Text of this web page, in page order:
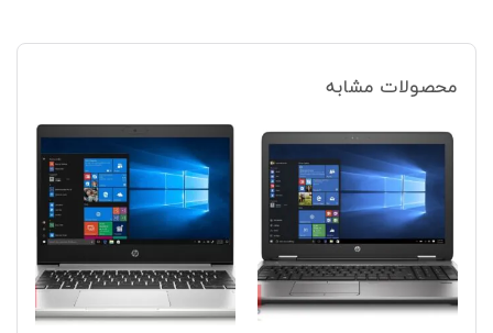
محصولات مشابه